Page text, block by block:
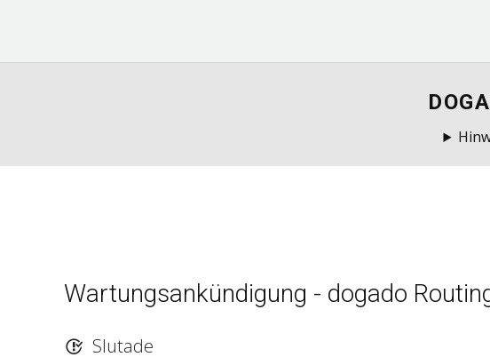
Wartungsankündigung - dogado
Slutade